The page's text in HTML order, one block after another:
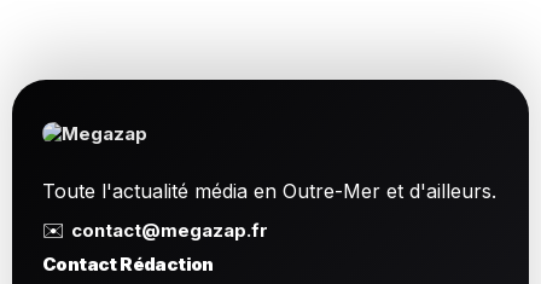
Toute l'actualité média en Outre-Mer et d'ailleurs.
✉️ contact@megazap.fr
Contact Rédaction